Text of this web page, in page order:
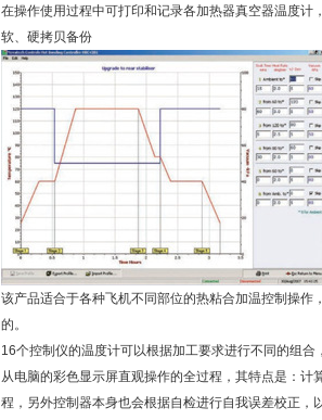
在操作使用过程中可打印和记录各加热器真空器温度计 ，
软、硬拷贝备份
该产品适合于各种飞机不同部位的热粘合加温控制操
的。
16个控制仪的温度计可以根据加工要求进行不同的组
从电脑的彩色显示屏直观操作的全过程，其特点是：
程，另外控制器本身也会根据自检进行自我误差校正，